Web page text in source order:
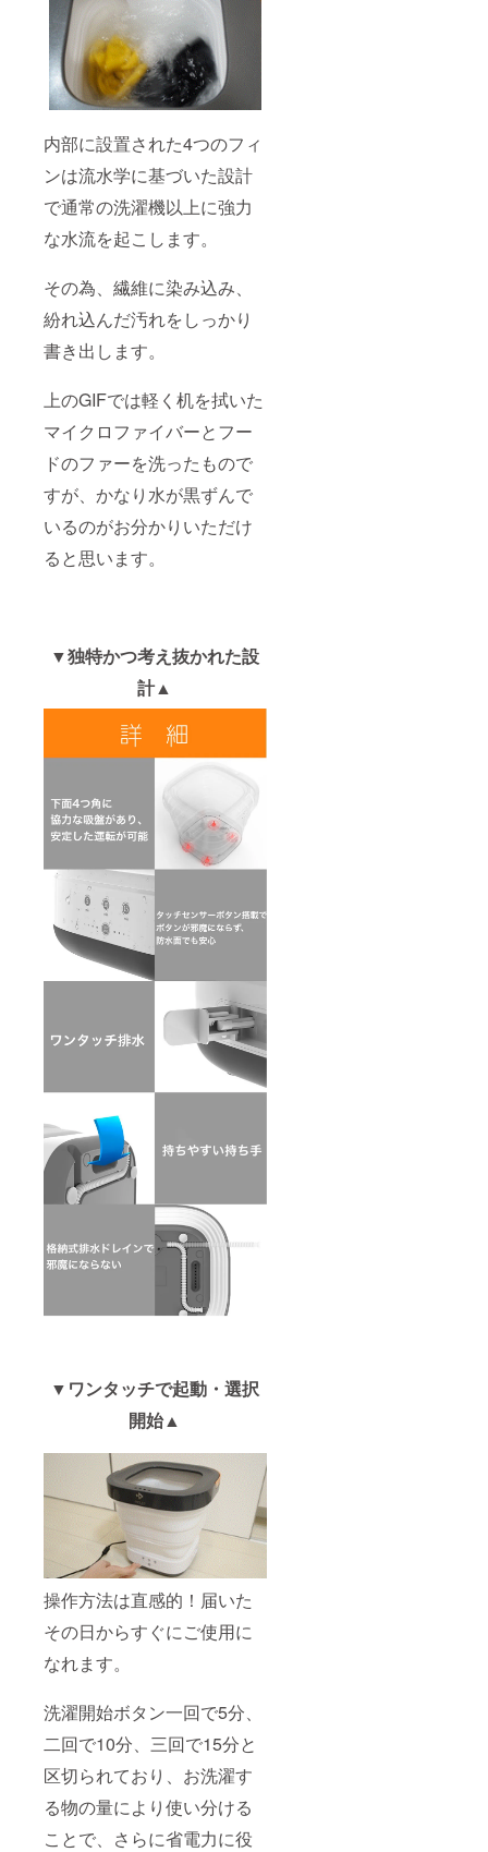
内部に設置された4つのフィ
ンは流水学に基づいた設計
で通常の洗濯機以上に強力
な水流を起こします。
その為、繊維に染み込み、
紛れ込んだ汚れをしっかり
書き出します。
上のGIFでは軽く机を拭いた
マイクロファイバーとフー
ドのファーを洗ったもので
すが、かなり水が黒ずんで
いるのがお分かりいただけ
ると思います。
▼独特かつ考え抜かれた設
計▲
▼ワンタッチで起動・選択
開始▲
操作方法は直感的！届いた
その日からすぐにご使用に
なれます。
洗濯開始ボタン一回で5分、
二回で10分、三回で15分と
区切られており、お洗濯す
る物の量により使い分ける
ことで、さらに省電力に役